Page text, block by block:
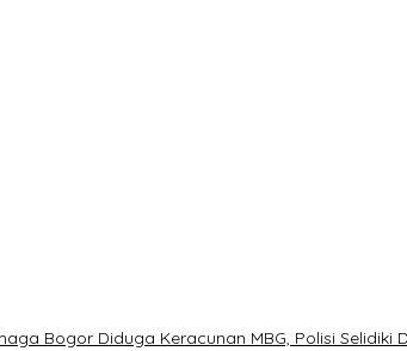
Bogor Diduga Keracunan MBG, Polisi Selidiki